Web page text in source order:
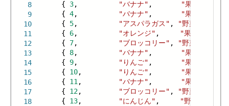
8
9
10
11
12
13
14
15
16
17
18
{ 3, "バナナ" , "果物"
{ 4, "バナナ" , "果物"
{ 5, "アスパラガス" , "野菜"
{ 6, "オレンジ" , "果物"
{ 7, "ブロッコリー" , "野菜"
{ 8, "バナナ" , "果物"
{ 9, "りんご" , "果物"
{ 10, "りんご" , "果物"
{ 11 , "バナナ" , "果物"
{ 12, "ブロッコリー" , "野菜"
{ 13, "にんじん" , "野菜"